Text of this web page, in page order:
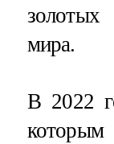
мира.
В 2022
которым